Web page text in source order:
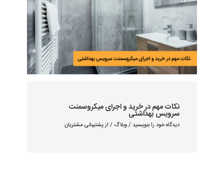
نکات مهم در خرید و اجرای میکروسمنت
سرویس بهداشتی
دیدگاه‌ خود را بنویسید /وبلاگ / ازپشتیبانی مشتریان